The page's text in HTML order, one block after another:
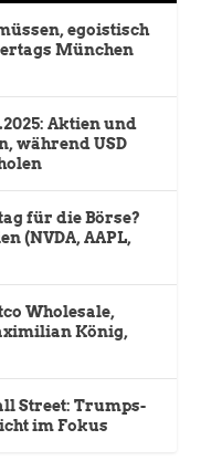
egoistisch
München
Aktien und
während USD
für die Börse?
(NVDA, AAPL,
Wholesale,
König,
Street: Trumps-
im Fokus